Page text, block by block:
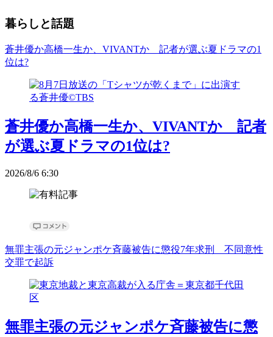
暮らしと話題
蒼井優か高橋一生か、VIVANTか 記者が選ぶ夏ドラマの1
位は?
蒼井優か高橋一生か、VIVANTか 記者
が選ぶ夏ドラマの1位は?
2026/8/6 6:30
無罪主張の元ジャンポケ斉藤被告に懲役7年求刑 不同意性
交罪で起訴
無罪主張の元ジャンポケ斉藤被告に懲